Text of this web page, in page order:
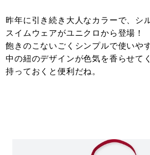
昨年に引き続き大人なカラーで、シ
スイムウェアがユニクロから登場！
飽きのこないごくシンプルで使いや
中の紐のデザインが色気を香らせて
持っておくと便利だね。